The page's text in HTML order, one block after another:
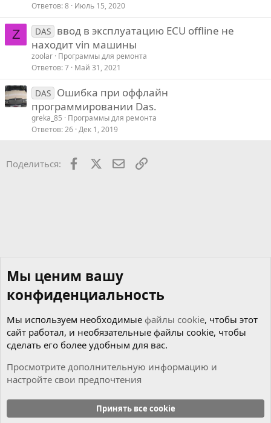
с
Ответов 8 Июль 15, 2020
Z DAS ввод в эксплуатацию ECU offline не
находит vin машины
zoolar Программы для ремонта
Ответов 7 Май 31, 2021
DAS Ошибка при оффлайн
программировании Das.
greka_85
Программы для ремонта
Ответов 26 Дек 1, 2019
Поделиться: Facebook ПочтаСсылкой
Cookies Russian (RU)
Мы ценим вашу
конфиденциальность
Мы используем необходимые файлы cookie, чтобы этот
сайт работал, и необязательные файлы cookie, чтобы
сделать его более удобным для вас.
Просмотрите дополнительную информацию и
настройте свои предпочтения
Принять все cookie